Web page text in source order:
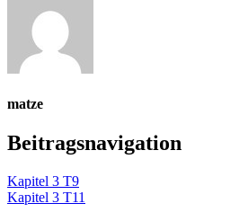
matze
Beitragsnavigation
Kapitel 3 T9
Kapitel 3 T11